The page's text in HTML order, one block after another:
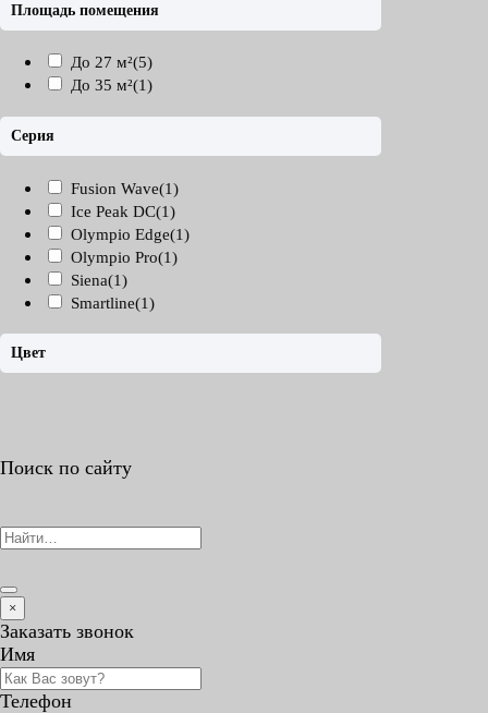
Площадь помещения
До 27 м²(5)
До 35 м²(1)
Серия
Fusion Wave(1)
Ice Peak DC(1)
Olympio Edge(1)
Olympio Pro(1)
Siena(1)
Smartline(1)
Цвет
Поиск по сайту
for:
×
Заказать звонок
Имя
Телефон